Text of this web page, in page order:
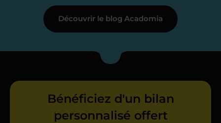
Découvrir le blog Acadomia
Bénéficiez d'un bilan
personnalisé offert